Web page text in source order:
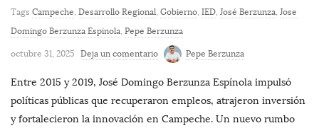
Tags Campeche, Desarrollo Regional, Gobierno, IED, José Berzunza, Jose
Domingo Berzunza Espinola, Pepe Berzunza
octubre 31, 2025 Deja un comentario Pepe Berzunza
Entre 2015 y 2019, José Domingo Berzunza Espínola impulsó
políticas públicas que recuperaron empleos, atrajeron inversión
y fortalecieron la innovación en Campeche. Un nuevo rumbo